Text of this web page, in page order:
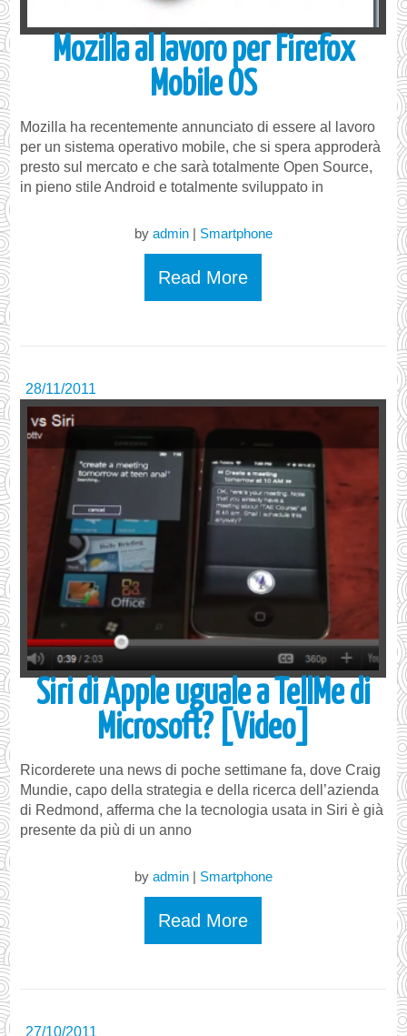
Mozilla al lavoro per Firefox
Mobile OS
Mozilla ha recentemente annunciato di essere al lavoro
per un sistema operativo mobile, che si spera approderà
presto sul mercato e che sarà totalmente Open Source,
in pieno stile Android e totalmente sviluppato in
by admin| Smartphone
Read More
28/11/2011
Siri di Apple uguale a TellMe di
Microsoft? [Video]
Ricorderete una news di poche settimane fa, dove Craig
Mundie, capo della strategia e della ricerca dell’azienda
di Redmond, afferma che la tecnologia usata in Siri è già
presente da più di un anno
by admin| Smartphone
Read More
27/10/2011